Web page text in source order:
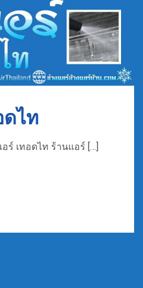
ดไท
ร์ เทอดไท ร้านแอร์ […]